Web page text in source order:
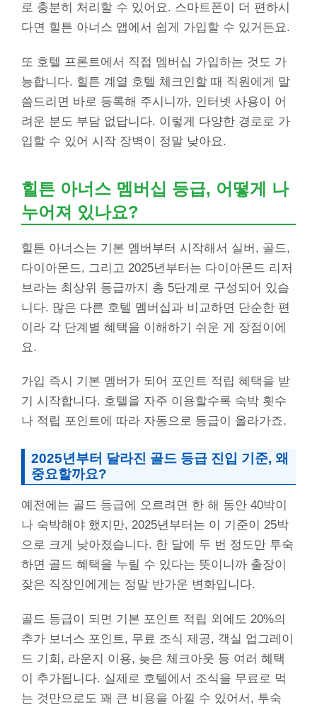
로 충분히 처리할 수 있어요. 스마트폰이 더 편하시
다면 힐튼 아너스 앱에서 쉽게 가입할 수 있거든요.
또 호텔 프론트에서 직접 멤버십 가입하는 것도 가
능합니다. 힐튼 계열 호텔 체크인할 때 직원에게 말
씀드리면 바로 등록해 주시니까, 인터넷 사용이 어
려운 분도 부담 없답니다. 이렇게 다양한 경로로 가
입할 수 있어 시작 장벽이 정말 낮아요.
힐튼 아너스 멤버십 등급, 어떻게 나
누어져 있나요?
힐튼 아너스는 기본 멤버부터 시작해서 실버, 골드,
다이아몬드, 그리고 2025년부터는 다이아몬드 리저
브라는 최상위 등급까지 총 5단계로 구성되어 있습
니다. 많은 다른 호텔 멤버십과 비교하면 단순한 편
이라 각 단계별 혜택을 이해하기 쉬운 게 장점이에
요.
가입 즉시 기본 멤버가 되어 포인트 적립 혜택을 받
기 시작합니다. 호텔을 자주 이용할수록 숙박 횟수
나 적립 포인트에 따라 자동으로 등급이 올라가죠.
2025년부터 달라진 골드 등급 진입 기준, 왜
중요할까요?
예전에는 골드 등급에 오르려면 한 해 동안 40박이
나 숙박해야 했지만, 2025년부터는 이 기준이 25박
으로 크게 낮아졌습니다. 한 달에 두 번 정도만 투숙
하면 골드 혜택을 누릴 수 있다는 뜻이니까 출장이
잦은 직장인에게는 정말 반가운 변화입니다.
골드 등급이 되면 기본 포인트 적립 외에도 20%의
추가 보너스 포인트, 무료 조식 제공, 객실 업그레이
드 기회, 라운지 이용, 늦은 체크아웃 등 여러 혜택
이 추가됩니다. 실제로 호텔에서 조식을 무료로 먹
는 것만으로도 꽤 큰 비용을 아낄 수 있어서, 투숙